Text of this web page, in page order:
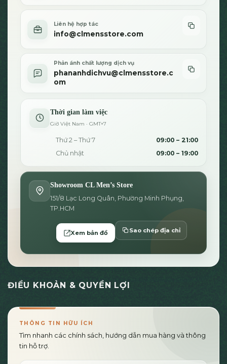
Liên hệ hợp tác
info@clmensstore.com
Phản ánh chất lượng dịch vụ
phananhdichvu@clmensstore.c
om
Thời gian làm việc
Giờ Việt Nam · GMT+7
Thứ 2 – Thứ 7
09:00 – 21:00
Chủ nhật
09:00 – 19:00
Showroom CL Men’s Store
151/8 Lạc Long Quân, Phường Minh Phụng,
TP.HCM
Xem bản đồ Sao chép địa chỉ
ĐIỀU KHOẢN & QUYỀN LỢI
THÔNG TIN HỮU ÍCH
Tìm nhanh các chính sách, hướng dẫn mua hàng và thông
tin hỗ trợ.